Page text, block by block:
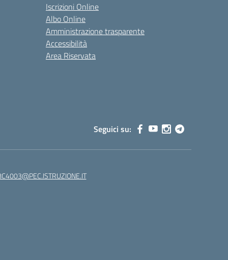
Iscrizioni Online
Albo Online
Amministrazione trasparente
Accessibilità
Area Riservata
Seguici su: